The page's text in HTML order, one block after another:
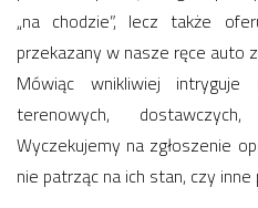
„na chodzie”, lecz także
przekazany w nasze ręce auto
Mówiąc wnikliwiej
terenowych,
Wyczekujemy na zgłoszenie
nie patrząc na ich stan, czy